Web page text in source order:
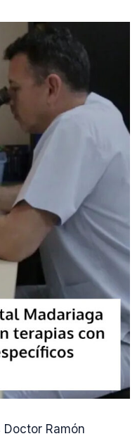
Doctor Ramón